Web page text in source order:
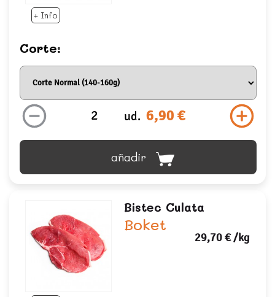
+ Info
Corte:
ud. 6,90 €
añadir
Bistec Culata
Boket
29,70 €/kg